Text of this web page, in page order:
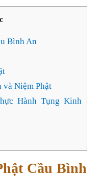
Bình An
Niệm Phật
Hành Tụng Kinh
Cầu Bình